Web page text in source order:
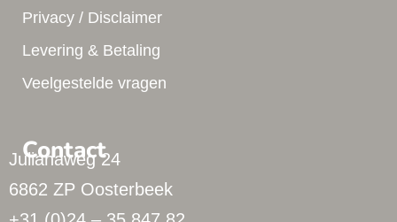
Contact
Julianaweg 24
6862 ZP Oosterbeek
Privacy / Disclaimer
Levering & Betaling
Veelgestelde vragen